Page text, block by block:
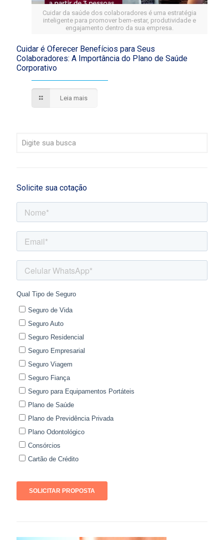
Cuidar da saúde dos colaboradores é uma estratégia
inteligente para promover bem-estar, produtividade e
engajamento dentro da sua empresa.
Cuidar é Oferecer Benefícios para Seus
Colaboradores: A Importância do Plano de Saúde
Corporativo
Leia mais
Solicite sua cotação